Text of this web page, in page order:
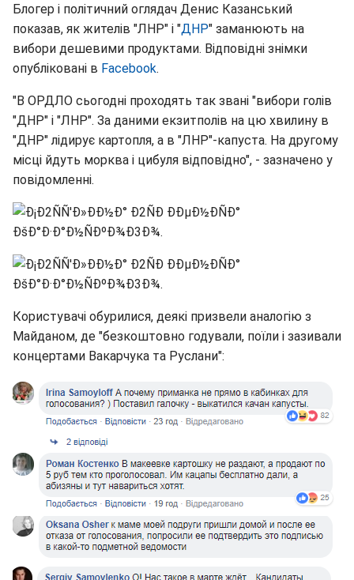
Блогер і політичний оглядач Денис Казанський
показав, як жителів "ЛНР" і "ДНР" заманюють на
вибори дешевими продуктами. Відповідні знімки
опубліковані в Facebook.
"В ОРДЛО сьогодні проходять так звані "вибори голів
"ДНР" і "ЛНР". За даними екзитполів на цю хвилину в
"ДНР" лідирує картопля, а в "ЛНР"-капуста. На другому
місці йдуть морква і цибуля відповідно", - зазначено у
повідомленні.
Користувачі обурилися, деякі призвели аналогію з
Майданом, де "безкоштовно годували, поїли і зазивали
концертами Вакарчука та Руслани":